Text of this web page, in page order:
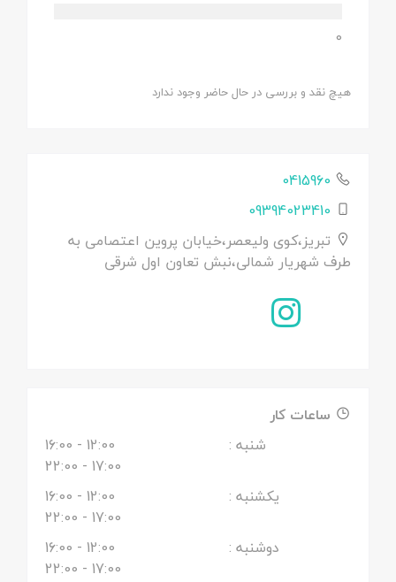
0
هیچ نقد و بررسی در حال حاضر وجود ندارد
0415960
09394023410
تبریز،کوی ولیعصر،خیابان پروین اعتصامی به
طرف شهریار شمالی،نبش تعاون اول شرقی
ساعات کار
شنبه :
12:00
- 16:00
17:00
- 22:00
یکشنبه :
12:00
- 16:00
17:00
- 22:00
دوشنبه :
12:00
- 16:00
17:00
- 22:00